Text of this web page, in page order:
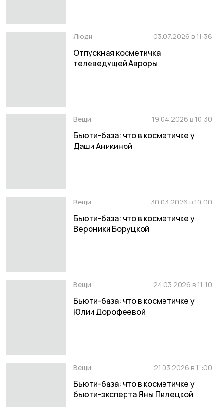
Люди 03.07.2026 в 11:36
Отпускная косметичка
телеведущей Авроры
Вещи 19.04.2026 в 10:30
Бьюти-база: что в косметичке у
Даши Аникиной
Вещи 30.03.2026 в 10:00
Бьюти-база: что в косметичке у
Вероники Боруцкой
Вещи 24.03.2026 в 11:10
Бьюти-база: что в косметичке у
Юлии Дорофеевой
Вещи 21.03.2026 в 11:00
Бьюти-база: что в косметичке у
бьюти-эксперта Яны Пилецкой